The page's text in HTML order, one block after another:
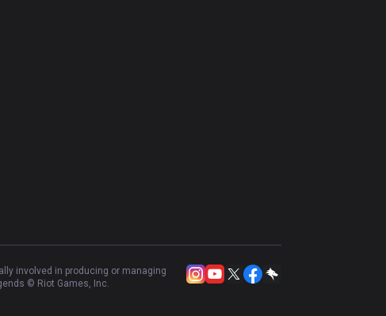
involved in producing or managing
© Riot Games, Inc.